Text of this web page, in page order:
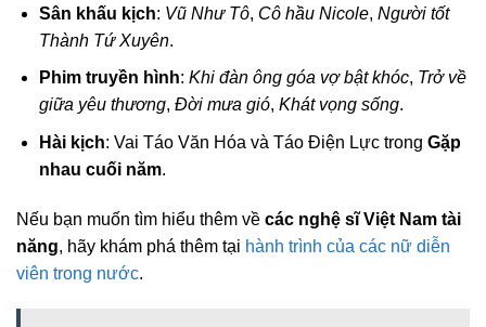
Sân khấu kịch: Vũ Như Tô, Cô hầu Nicole, Người tốt
Thành Tứ Xuyên.
Phim truyền hình: Khi đàn ông góa vợ bật khóc, Trở về
giữa yêu thương, Đời mưa gió, Khát vọng sống.
Hài kịch: Vai Táo Văn Hóa và Táo Điện Lực trong Gặp
nhau cuối năm.
Nếu bạn muốn tìm hiểu thêm về các nghệ sĩ Việt Nam tài
năng, hãy khám phá thêm tại hành trình của các nữ diễn
viên trong nước.